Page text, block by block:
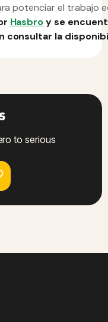
potenciar el trabajo
Hasbroy se
consultar la
to serious